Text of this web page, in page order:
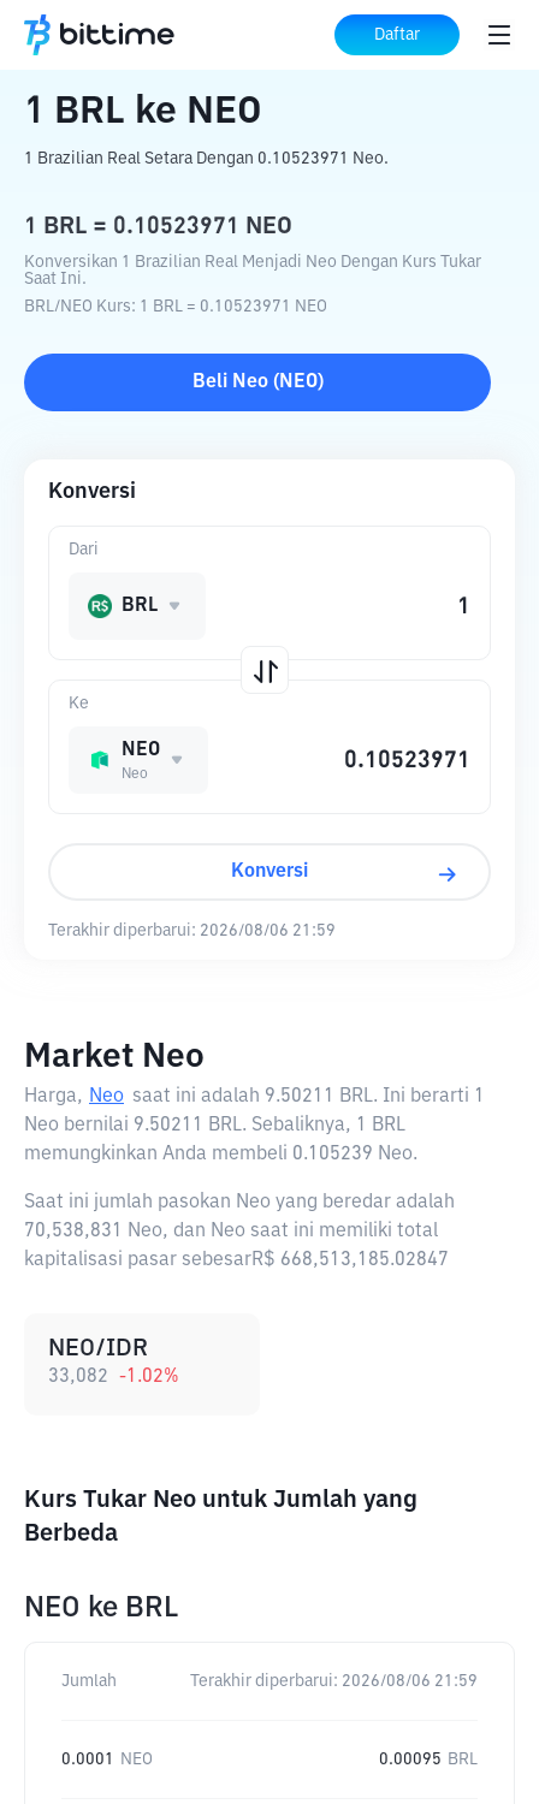
Daftar
Beranda Konverter Kripto ke NEO
1 BRL ke NEO
1 Brazilian Real Setara Dengan 0.10523971 Neo.
1 BRL = 0.10523971 NEO
Konversikan 1 Brazilian Real Menjadi Neo Dengan Kurs Tukar
Saat Ini.
BRL/NEO Kurs: 1 BRL = 0.10523971 NEO
Beli Neo( NEO)
Konversi
Ke
NEO
Neo
Dari
BRL
Konversi
Terakhir diperbarui: 2026/08/06 21:59
Market Neo
Harga, Neo saat ini adalah 9.50211 BRL. Ini berarti 1
Neo bernilai 9.50211 BRL. Sebaliknya, 1 BRL
memungkinkan Anda membeli 0.105239 Neo.
Saat ini jumlah pasokan Neo yang beredar adalah
70,538,831 Neo, dan Neo saat ini memiliki total
kapitalisasi pasar sebesarR$ 668,513,185.02847
NEO/IDR
33,082 -1.02%
Kurs Tukar Neo untuk Jumlah yang
Berbeda
NEO ke BRL
Jumlah Terakhir diperbarui: 2026/08/06 21:59
0.0001 NEO 0.00095 BRL